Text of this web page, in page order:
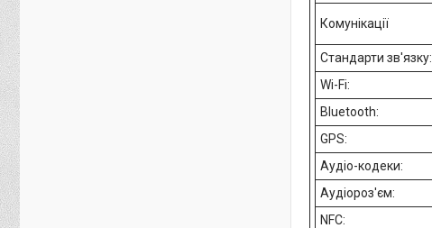
Комунікації
Стандарти зв'язку:
Wi-Fi:
Bluetooth:
GPS:
Аудіо-кодеки:
Аудіороз'єм:
NFC: